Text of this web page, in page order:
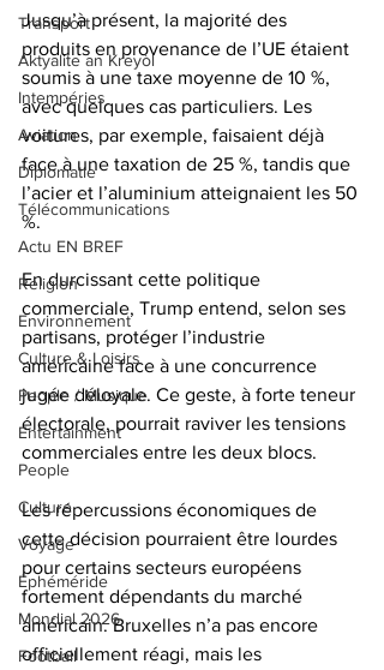
Transport
Aktyalite an Kreyòl
Intempéries
Aviation
Diplomatie
Télécommunications
Actu EN BREF
Religion
Environnement
Culture & Loisirs
People / Musique
Entertainment
People
Culture
Voyage
Éphéméride
Mondial 2026
Football
Jusqu’à présent, la majorité des
produits en provenance de l’UE étaient
soumis à une taxe moyenne de 10 %,
avec quelques cas particuliers. Les
voitures, par exemple, faisaient déjà
face à une taxation de 25 %, tandis que
l’acier et l’aluminium atteignaient les 50
%.
En durcissant cette politique
commerciale, Trump entend, selon ses
partisans, protéger l’industrie
américaine face à une concurrence
jugée déloyale. Ce geste, à forte teneur
électorale, pourrait raviver les tensions
commerciales entre les deux blocs.
Les répercussions économiques de
cette décision pourraient être lourdes
pour certains secteurs européens
fortement dépendants du marché
américain. Bruxelles n’a pas encore
officiellement réagi, mais les